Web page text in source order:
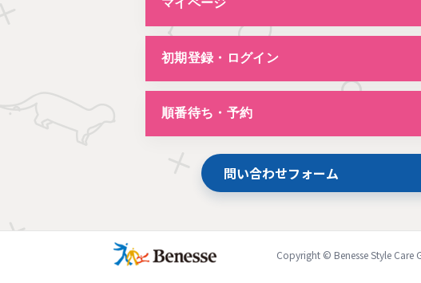
マイページ
初期登録・ログイン
順番待ち・予約
問い合わせフォーム
Copyright © Benesse Style Care